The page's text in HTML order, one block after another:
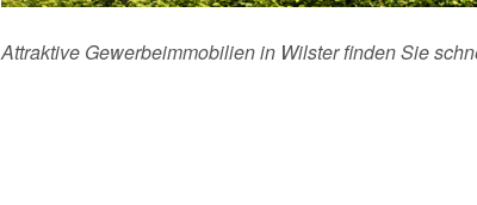
Attraktive Gewerbeimmobilien in Wilster finden Sie